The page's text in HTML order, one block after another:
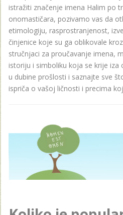
istražiti značenje imena Halim po
onomastičara, pozivamo vas da
etimologiju, rasprostranjenost,
činjenice koje su ga oblikovale
stručnjaci za proučavanje imena,
istoriju i simboliku koja se krije iza
u dubine prošlosti i saznajte sve
ispriča o vašoj ličnosti i precima